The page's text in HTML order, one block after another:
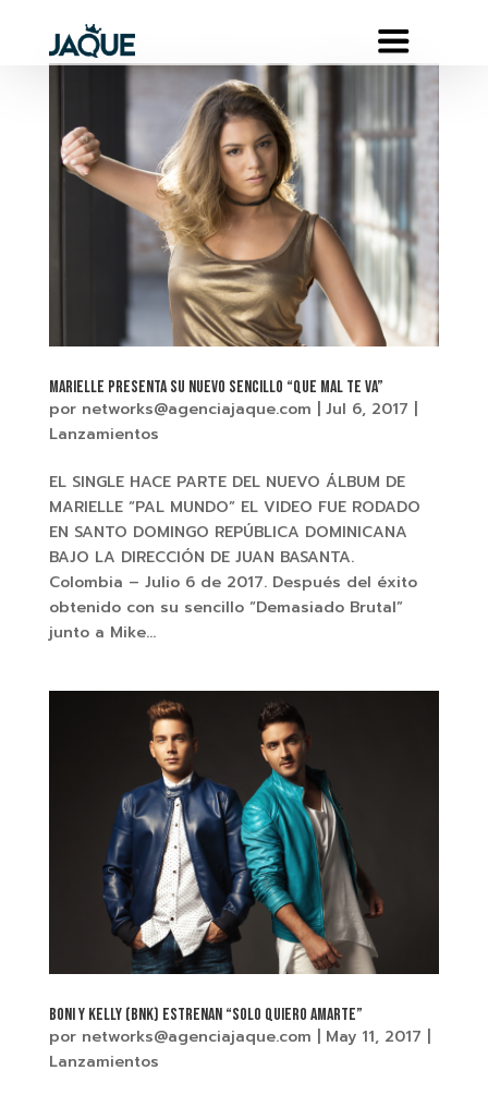
MARIELLE presenta su nuevo sencillo “QUE MAL TE VA”
por networks@agenciajaque.com Jul 6, 2017
Lanzamientos
EL SINGLE HACE PARTE DEL NUEVO ÁLBUM DE
MARIELLE “PAL MUNDO” EL VIDEO FUE RODADO
EN SANTO DOMINGO REPÚBLICA DOMINICANA
BAJO LA DIRECCIÓN DE JUAN BASANTA.
Colombia – Julio 6 de 2017. Después del éxito
obtenido con su sencillo “Demasiado Brutal”
junto a Mike...
BONI Y KELLY (BNK) Estrenan “SOLO QUIERO AMARTE”
por networks@agenciajaque.com May 11, 2017
Lanzamientos